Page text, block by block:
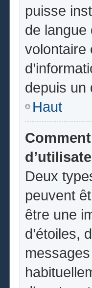
puisse
de langue
volontaire
depuis un
Haut
Deux
peuvent
être une
d’étoiles,